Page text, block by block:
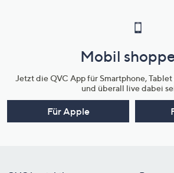
Mobil
Jetzt die QVC App für Smartphone,
und überall live dabei
Für Apple